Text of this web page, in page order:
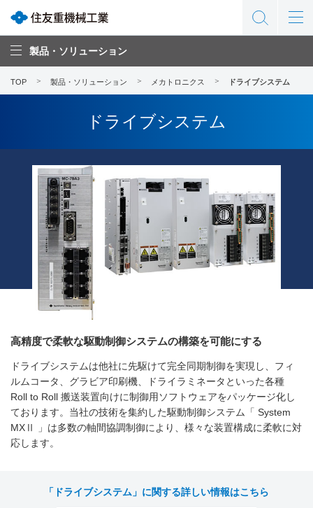
製品・ソリューション
TOP 製品・ソリューション メカトロニクス ドライブシステム
ドライブシステム
高精度で柔軟な駆動制御システムの構築を可能にする
ドライブシステムは他社に先駆けて完全同期制御を実現し、フィ
ルムコータ、グラビア印刷機、ドライラミネータといった各種
Roll to Roll 搬送装置向けに制御用ソフトウェアをパッケージ化し
ております。当社の技術を集約した駆動制御システム「 System
MXⅡ 」は多数の軸間協調制御により、様々な装置構成に柔軟に対
応します。
「ドライブシステム」に関する詳しい情報はこちら